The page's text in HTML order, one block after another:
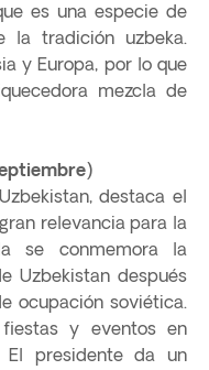
es una especie de
la tradición uzbeka.
y Europa, por lo que
mezcla de
destaca el
relevancia para la
se conmemora la
Uzbekistan después
ocupación soviética.
fiestas y eventos en
El presidente da un